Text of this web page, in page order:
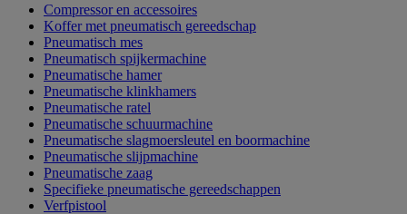
Compressor en accessoires
Koffer met pneumatisch gereedschap
Pneumatisch mes
Pneumatisch spijkermachine
Pneumatische hamer
Pneumatische klinkhamers
Pneumatische ratel
Pneumatische schuurmachine
Pneumatische slagmoersleutel en boormachine
Pneumatische slijpmachine
Pneumatische zaag
Specifieke pneumatische gereedschappen
Verfpistool